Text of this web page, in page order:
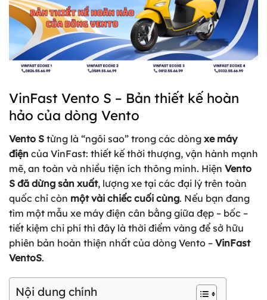
VinFast Vento S – Bản thiết kế hoàn
hảo của dòng Vento
Vento S từng là “ngôi sao” trong các dòng xe máy
điện của VinFast: thiết kế thời thượng, vận hành mạnh
mẽ, an toàn và nhiều tiện ích thông minh. Hiện Vento
S đã dừng sản xuất, lượng xe tại các đại lý trên toàn
quốc chỉ còn một vài chiếc cuối cùng. Nếu bạn đang
tìm một mẫu xe máy điện cân bằng giữa đẹp – bốc –
tiết kiệm chi phí thì đây là thời điểm vàng để sở hữu
phiên bản hoàn thiện nhất của dòng Vento – VinFast
VentoS.
Nội dung chính